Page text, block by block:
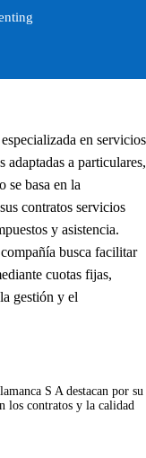
en servicios
a particulares,
se basa en la
contratos servicios
y asistencia.
busca facilitar
cuotas fijas,
gestión y el
S A destacan por su
los contratos y la calidad